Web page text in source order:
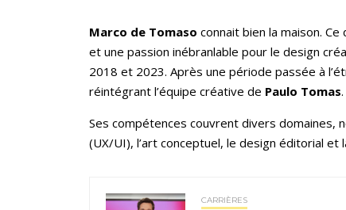
Marco de Tomaso connait bien la maison.
et une passion inébranlable pour le design
2018 et 2023. Après une période passée à
réintégrant l’équipe créative de Paulo Tomas.
Ses compétences couvrent divers domaines,
(UX/UI), l’art conceptuel, le design éditorial et
CARRIÈRES